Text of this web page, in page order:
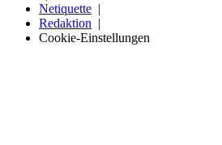
Netiquette
Redaktion
Cookie-Einstellungen